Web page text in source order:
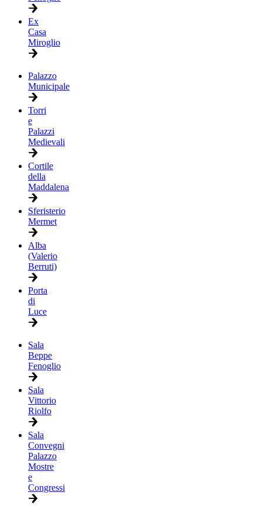
Ex
Casa
Miroglio
Palazzo
Municipale
Torri
e
Palazzi
Medievali
Cortile
della
Maddalena
Sferisterio
Mermet
Alba
(Valerio
Berruti)
Porta
di
Luce
Sala
Beppe
Fenoglio
Sala
Vittorio
Riolfo
Sala
Convegni
Palazzo
Mostre
e
Congressi